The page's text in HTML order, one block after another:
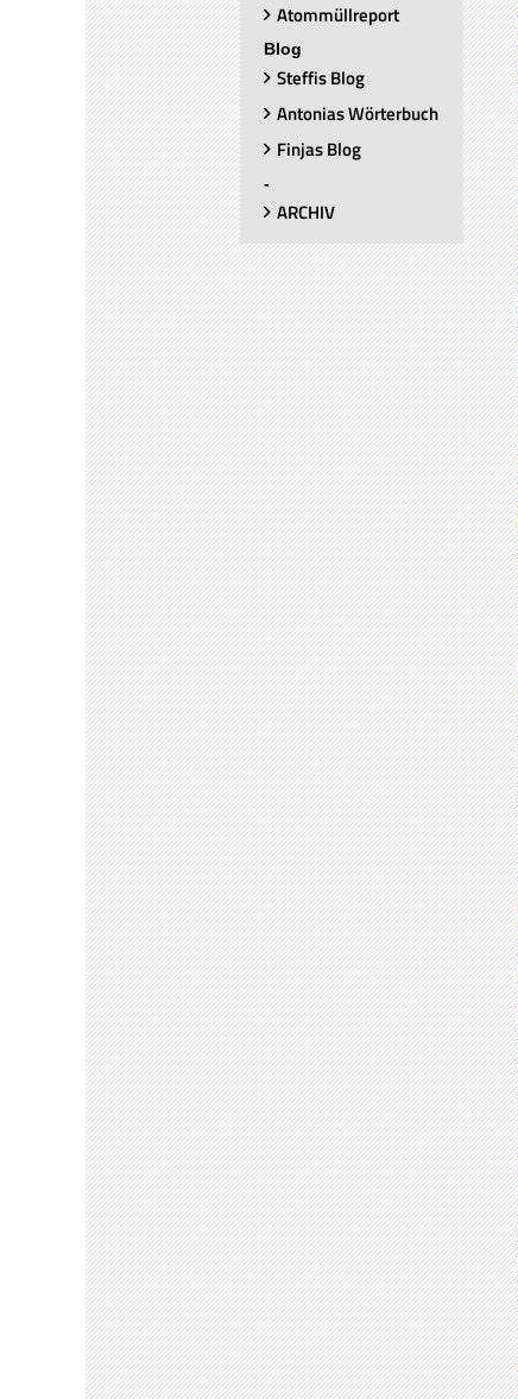
Atommüllreport
Blog
Steffis Blog
Antonias Wörterbuch
Finjas Blog
-
ARCHIV